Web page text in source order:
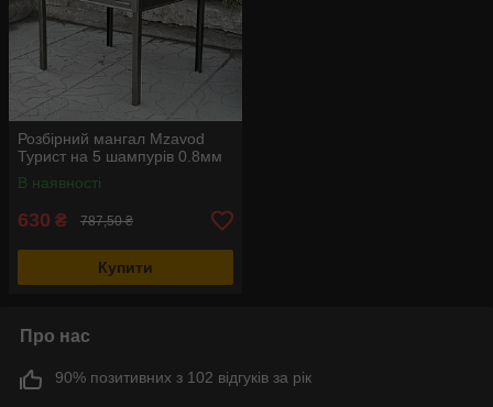
Розбірний мангал Mzavod
Турист на 5 шампурів 0.8мм
В наявності
630 ₴ 787,50 ₴
Купити
Про нас
90% позитивних з 102 відгуків за рік